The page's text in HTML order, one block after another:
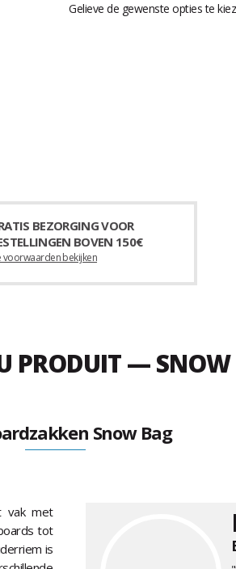
Gelieve de gewenste opties te
BEZORGING VOOR
BOVEN 150€
voorwaarden bekijken
PRODUIT —
Snow Bag
vak met
tot
is